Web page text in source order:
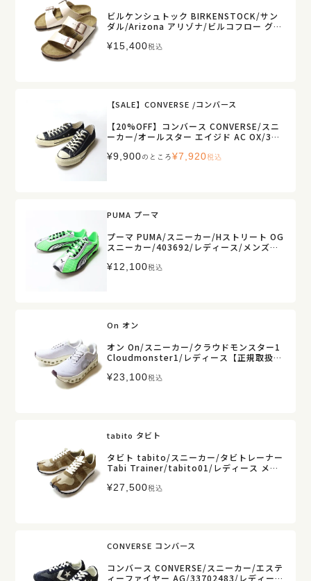
ビルケンシュトック BIRKENSTOCK/サン
ダル/Arizona アリゾナ/ビルコフロー グレ
ース【正規取扱】
¥15,400税込
【SALE】CONVERSE /コンバース
【20%OFF】コンバース CONVERSE/スニ
ーカー/オールスター エイジド AC OX/313
¥9,900 のところ¥7,920税込
PUMA プーマ
プーマ PUMA/スニーカー/Hストリート OG
スニーカー/403692/レディース/メンズ
¥12,100税込
On オン
オン On/スニーカー/クラウドモンスター1
Cloudmonster1/レディース【正規取扱】
¥23,100税込
tabito タビト
タビト tabito/スニーカー/タビトレーナー
Tabi Trainer/tabito01/レディース メン
¥27,500税込
CONVERSE コンバース
コンバース CONVERSE/スニーカー/エステ
ィーファイヤー AG/33702483/レディース